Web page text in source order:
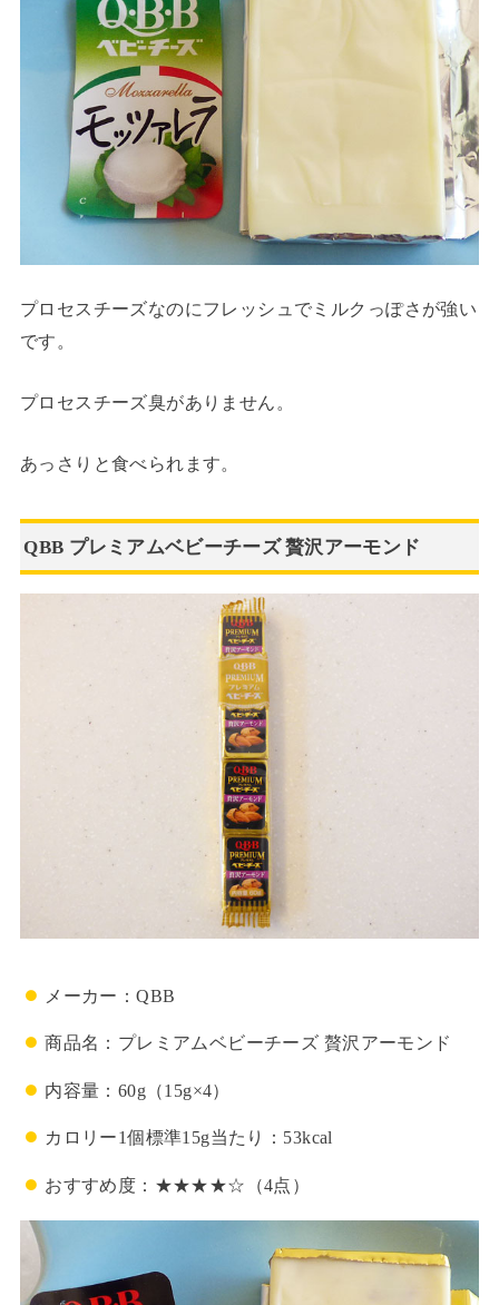
プロセスチーズなのにフレッシュでミルクっぽさが強い
です。
プロセスチーズ臭がありません。
あっさりと食べられます。
QBB プレミアムベビーチーズ 贅沢アーモンド
メーカー：QBB
商品名：プレミアムベビーチーズ 贅沢アーモンド
内容量：60g（15g×4）
カロリー1個標準15g当たり：53kcal
おすすめ度：★★★★☆（4点）